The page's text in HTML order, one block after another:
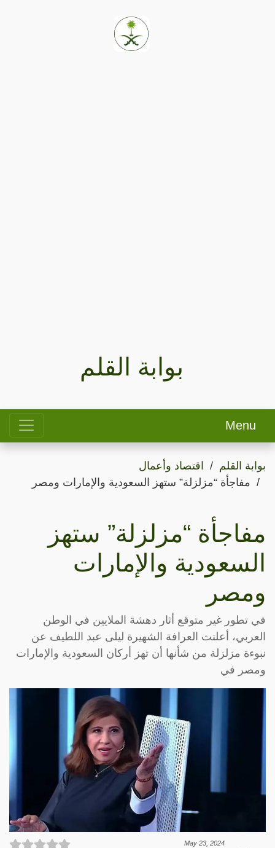
بوابة القلم
Menu
بوابة القلم
اقتصاد وأعمال
مفاجأة “مزلزلة” ستهز السعودية والإمارات ومصر
مفاجأة “مزلزلة” ستهز
السعودية والإمارات
ومصر
في تطور غير متوقع أثار دهشة الملايين في الوطن
العربي، أعلنت العرافة الشهيرة ليلى عبد اللطيف عن
نبوءة مزلزلة من شأنها أن تهز أركان السعودية والإمارات
ومصر في
May 23, 2024